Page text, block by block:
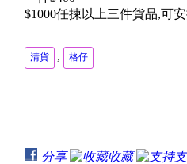
$1000任揀以上三件貨品,可
清貨 , 格仔
分享 收藏